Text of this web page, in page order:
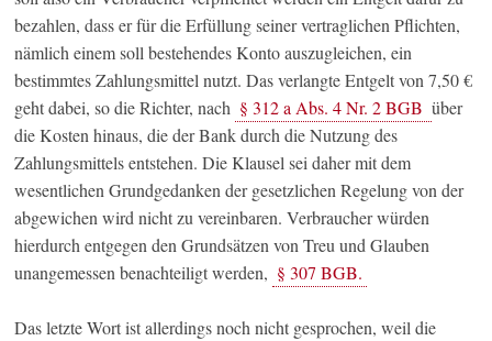
bezahlen, dass er für die Erfüllung seiner vertraglichen Pflichten,
nämlich einem soll bestehendes Konto auszugleichen, ein
bestimmtes Zahlungsmittel nutzt. Das verlangte Entgelt von 7,50 €
geht dabei, so die Richter, nach § 312 a Abs. 4 Nr. 2 BGB über
die Kosten hinaus, die der Bank durch die Nutzung des
Zahlungsmittels entstehen. Die Klausel sei daher mit dem
wesentlichen Grundgedanken der gesetzlichen Regelung von der
abgewichen wird nicht zu vereinbaren. Verbraucher würden
hierdurch entgegen den Grundsätzen von Treu und Glauben
unangemessen benachteiligt werden, § 307 BGB.
Das letzte Wort ist allerdings noch nicht gesprochen, weil die